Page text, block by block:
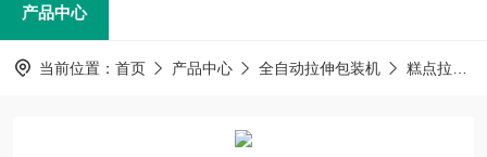
产品中心
当前位置： 首页 产品中心 全自动拉伸包装机 糕点拉伸膜真空包装机